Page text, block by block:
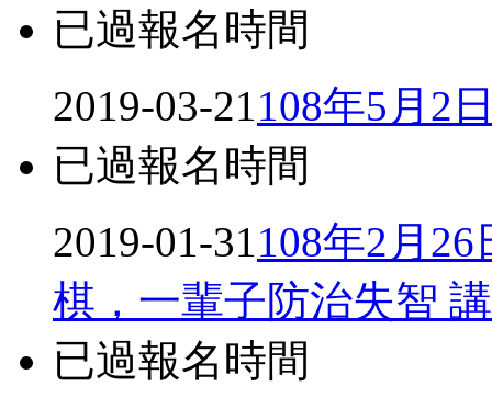
已過報名時間
2019-03-21108年5月2
已過報名時間
2019-01-31108年2月
棋，一輩子防治失智
已過報名時間